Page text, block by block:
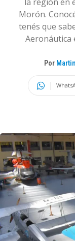
Morón.
tenés que
Aeronáutica
Por